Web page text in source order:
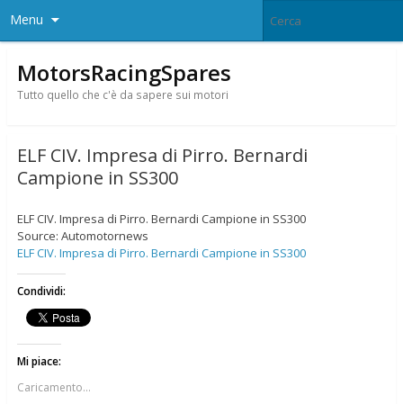
Menu
MotorsRacingSpares
Tutto quello che c'è da sapere sui motori
ELF CIV. Impresa di Pirro. Bernardi
Campione in SS300
ELF CIV. Impresa di Pirro. Bernardi Campione in SS300
Source: Automotornews
ELF CIV. Impresa di Pirro. Bernardi Campione in SS300
Condividi:
Mi piace:
Caricamento...